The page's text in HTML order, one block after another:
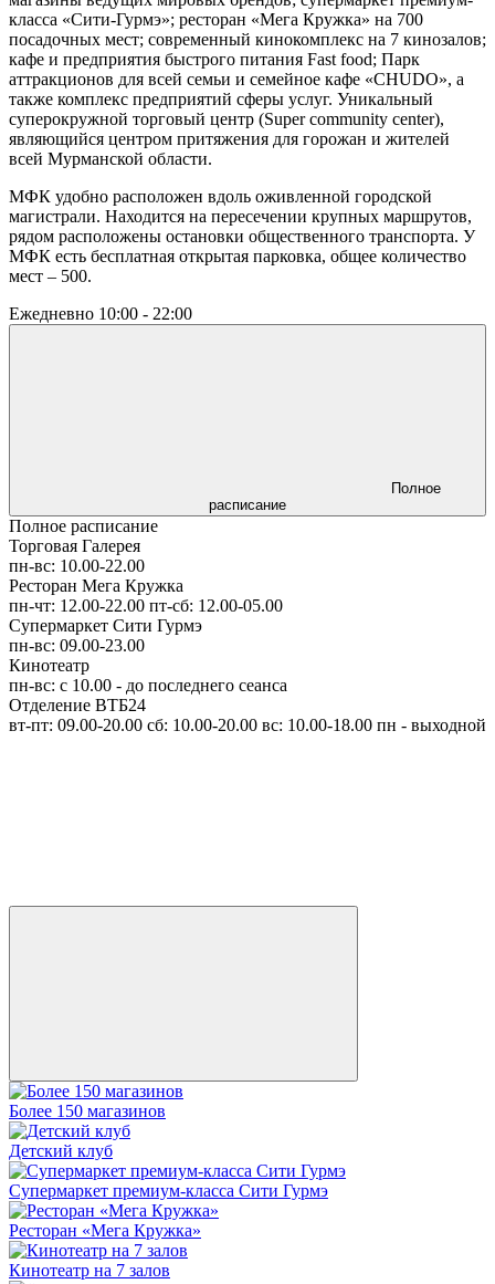
класса «Сити-Гурмэ»; ресторан «Мега Кружка» на 700
посадочных мест; современный кинокомплекс на 7 кинозалов;
кафе и предприятия быстрого питания Fast food; Парк
аттракционов для всей семьи и семейное кафе «CHUDO», а
также комплекс предприятий сферы услуг. Уникальный
суперокружной торговый центр (Super community center),
являющийся центром притяжения для горожан и жителей
всей Мурманской области.
МФК удобно расположен вдоль оживленной городской
магистрали. Находится на пересечении крупных маршрутов,
рядом расположены остановки общественного транспорта. У
МФК есть бесплатная открытая парковка, общее количество
мест – 500.
Ежедневно 10:00 - 22:00
Полное
расписание
Полное расписание
Торговая Галерея
пн-вс: 10.00-22.00
Ресторан Мега Кружка
пн-чт: 12.00-22.00 пт-сб: 12.00-05.00
Супермаркет Сити Гурмэ
пн-вс: 09.00-23.00
Кинотеатр
пн-вс: с 10.00 - до последнего сеанса
Отделение ВТБ24
вт-пт: 09.00-20.00 сб: 10.00-20.00 вс: 10.00-18.00 пн - выходной
Более 150 магазинов
Детский клуб
Супермаркет премиум-класса Сити Гурмэ
Ресторан «Мега Кружка»
Кинотеатр на 7 залов